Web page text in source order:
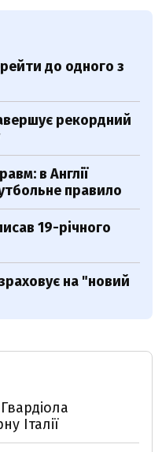
до одного з
рекордний
в Англії
правило
19-річного
на "новий
Італії